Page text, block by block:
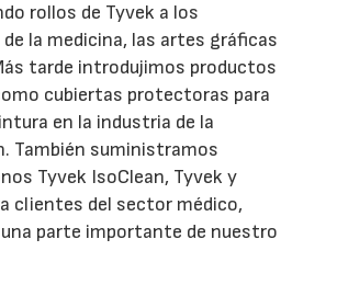
rollos de Tyvek a los
la medicina, las artes gráficas
tarde introdujimos productos
cubiertas protectoras para
en la industria de la
También suministramos
Tyvek IsoClean, Tyvek y
clientes del sector médico,
parte importante de nuestro